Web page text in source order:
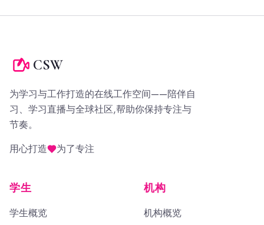
CSW
为学习与工作打造的在线工作空间——陪伴自
习、学习直播与全球社区,帮助你保持专注与
节奏。
用心打造
为了专注
学生
学生概览
机构
机构概览